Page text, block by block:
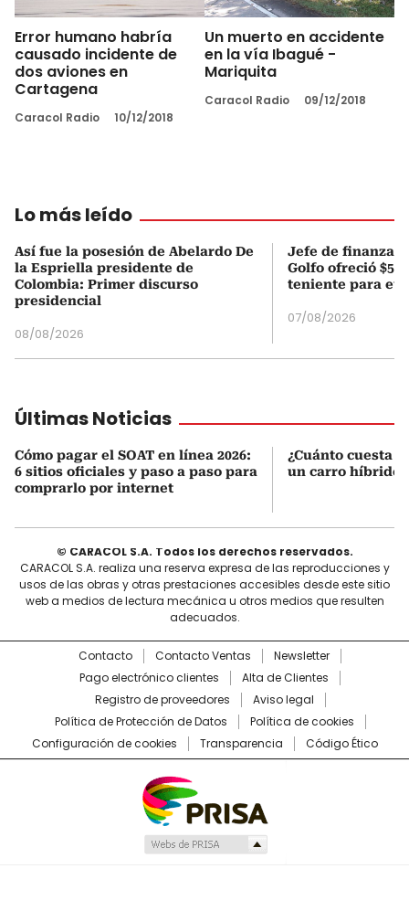
Error humano habría
causado incidente de
dos aviones en
Cartagena
Caracol Radio 10/12/2018
Un muerto en accidente
en la vía Ibagué -
Mariquita
Caracol Radio 09/12/2018
Lo más leído
Así fue la posesión de Abelardo De
la Espriella presidente de
Colombia: Primer discurso
presidencial
08/08/2026
Jefe de finanzas
Golfo ofreció
teniente para
07/08/2026
Últimas Noticias
Cómo pagar el SOAT en línea 2026:
6 sitios oficiales y paso a paso para
comprarlo por internet
¿Cuánto cuesta
un carro híbrido
© CARACOL S.A. Todos los derechos reservados.
CARACOL S.A. realiza una reserva expresa de las reproducciones y
usos de las obras y otras prestaciones accesibles desde este sitio
web a medios de lectura mecánica u otros medios que resulten
adecuados.
Contacto Contacto Ventas
Newsletter
Pago electrónico clientes
Alta de Clientes
Registro de proveedores
Aviso legal
Política de Protección de Datos
Política de cookies
Configuración de cookies
Transparencia Código Ético